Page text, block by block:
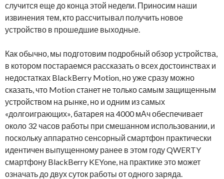
случится еще до конца этой недели. Приносим наши
извинения тем, кто рассчитывал получить новое
устройство в прошедшие выходные.
Как обычно, мы подготовим подробный обзор устройства,
в котором постараемся рассказать о всех достоинствах и
недостатках BlackBerry Motion, но уже сразу можно
сказать, что Motion станет не только самым защищенным
устройством на рынке, но и одним из самых
«долгоиграющих», батарея на 4000 мАч обеспечивает
около 32 часов работы при смешанном использовании, и
поскольку аппаратно сенсорный смартфон практически
идентичен выпущенному ранее в этом году QWERTY
смартфону BlackBerry KEYone, на практике это может
означать до двух суток работы от одного заряда.